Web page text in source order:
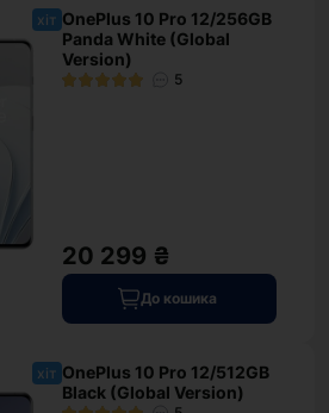
хіт OnePlus 10 Pro 12/256GB
Panda White (Global
Version)
5
20 299 ₴
До кошика
хіт OnePlus 10 Pro 12/512GB
Black (Global Version)